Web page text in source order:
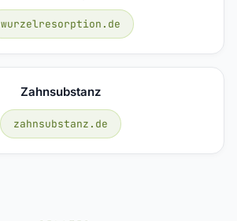
wurzelresorption.de
Zahnsubstanz
zahnsubstanz.de